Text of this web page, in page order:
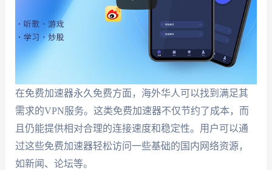
在免费加速器永久免费方面，海外华人可以找到满足其
需求的VPN服务。这类免费加速器不仅节约了成本，而
且仍能提供相对合理的连接速度和稳定性。用户可以通
过这些免费加速器轻松访问一些基础的国内网络资源，
如新闻、论坛等。